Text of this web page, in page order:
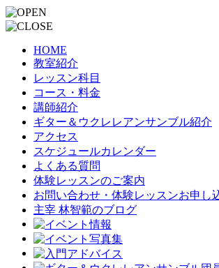
HOME
教室紹介
レッスン科目
コース・料金
講師紹介
ギター＆ウクレレアンサンブル紹介
アクセス
スケジュールカレンダー
よくある質問
体験レッスンのご案内
お問い合わせ・体験レッスンお申し
主宰 林智範のブログ